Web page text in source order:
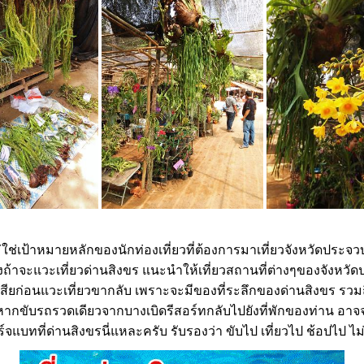
เป้าหมายหลักของนักท่องเที่ยวที่ต้องการมาเที่ยวจังหวัดประจ
าจะแวะเที่ยวด่านสิงขร แนะนำให้เที่ยวสถานที่ต่างๆของจังหวั
สียก่อนแวะเที่ยวขากลับ เพราะจะมีของที่ระลึกของด่านสิงขร ร
กขับรถรวดเดียวจากบางเบิดรีสอร์ทกลับไปยังที่พักของท่าน อาจ
จแบทที่ด่านสิงขรนี่แหละครับ รับรองว่า ขับไป เที่ยวไป ช้อปไป